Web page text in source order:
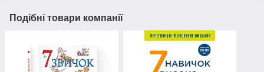
Подібні товари компанії